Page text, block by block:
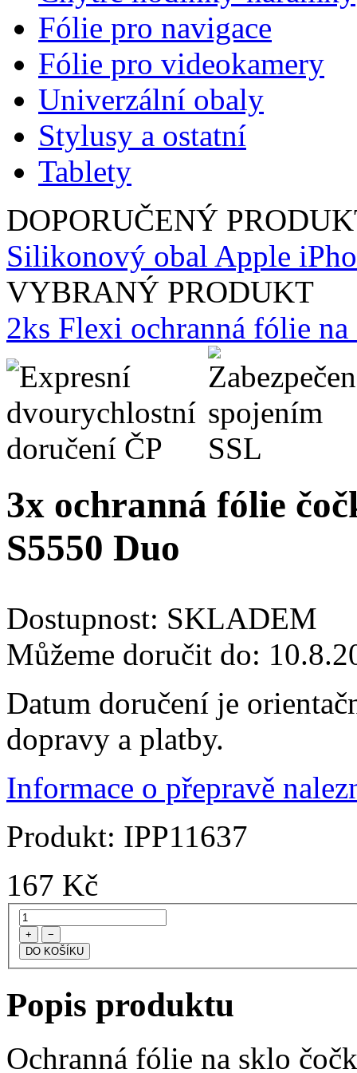
Fólie pro navigace
Fólie pro videokamery
Univerzální obaly
Stylusy a ostatní
Tablety
DOPORUČENÝ
Silikonový obal Apple
VYBRANÝ PRODUKT
2ks Flexi ochranná fólie
3x ochranná fólie
S5550 Duo
Dostupnost: SKLADEM
Můžeme doručit do:
Datum doručení je
dopravy a platby.
Informace o přepravě
Produkt: IPP11637
167 Kč
+ −
Popis produktu
Ochranná fólie na sklo